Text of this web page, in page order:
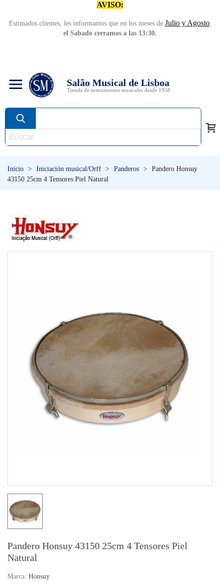
AVISO:
Estimados clientes, les informamos que en los meses de Julio y Agosto,
el Sabado cerramos a las 13:30.
Salão Musical de Lisboa
Tienda de instrumentos musicales desde 1958
Inicio > Iniciación musical/Orff > Panderos >
Pandero Honsuy
43150 25cm 4 Tensores Piel Natural
Pandero Honsuy 43150 25cm 4 Tensores Piel
Natural
Marca: Honsuy